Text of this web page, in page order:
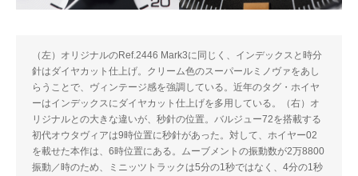
（左）オリジナルのRef.2446 Mark3に同じく、インデックスと時分
針はダイヤカット仕上げ。クリーム色のスーパールミノヴァをあし
らうことで、ヴィンテージ感を強調している。近年のタグ・ホイヤ
ーはインデックスにダイヤカット仕上げを多用している。（右）オ
リジナルとの大きな違いが、秒針の位置。バルジュー72を搭載する
初代オウタヴィアは9時位置に秒針があった。対して、ホイヤー02
を載せた本作は、6時位置にある。ムーブメントの振動数が2万8800
振動／時のため、ミニッツトラックは5分の1秒ではなく、4分の1秒